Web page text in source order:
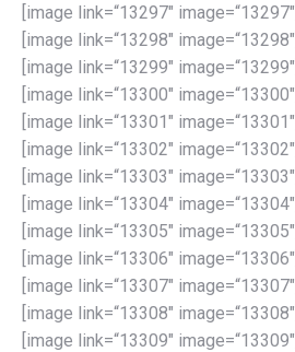
[image link=“13297″ image=“13297″]
[image link=“13298″ image=“13298″]
[image link=“13299″ image=“13299″]
[image link=“13300″ image=“13300″]
[image link=“13301″ image=“13301″]
[image link=“13302″ image=“13302″]
[image link=“13303″ image=“13303″]
[image link=“13304″ image=“13304″]
[image link=“13305″ image=“13305″]
[image link=“13306″ image=“13306″]
[image link=“13307″ image=“13307″]
[image link=“13308″ image=“13308″]
[image link=“13309″ image=“13309″]